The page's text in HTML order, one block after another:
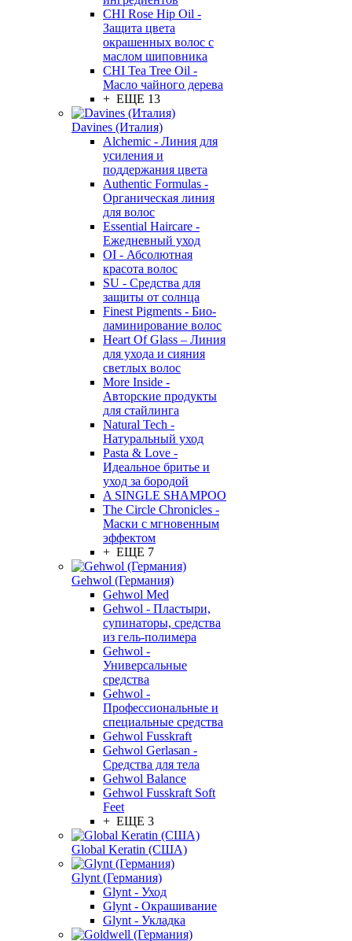
CHI Rose Hip Oil -
Защита цвета
окрашенных волос с
маслом шиповника
CHI Tea Tree Oil -
Масло чайного дерева
+ ЕЩЕ 13
Davines (Италия)
Alchemic - Линия для
усиления и
поддержания цвета
Authentic Formulas -
Органическая линия
для волос
Essential Haircare -
Eжедневный уход
OI - Абсолютная
красота волос
SU - Средства для
защиты от солнца
Finest Pigments - Био-
ламинирование волос
Heart Of Glass – Линия
для ухода и сияния
светлых волос
More Inside -
Авторские продукты
для стайлинга
Natural Tech -
Натуральный уход
Pasta & Love -
Идеальное бритье и
уход за бородой
A SINGLE SHAMPOO
The Circle Chronicles -
Маски с мгновенным
эффектом
+ ЕЩЕ 7
Gehwol (Германия)
Gehwol Med
Gehwol - Пластыри,
супинаторы, средства
из гель-полимера
Gehwol -
Универсальные
средства
Gehwol -
Профессиональные и
специальные средства
Gehwol Fusskraft
Gehwol Gerlasan -
Средства для тела
Gehwol Balance
Gehwol Fusskraft Soft
Feet
+ ЕЩЕ 3
Global Keratin (США)
Glynt (Германия)
Glynt - Уход
Glynt - Окрашивание
Glynt - Укладка